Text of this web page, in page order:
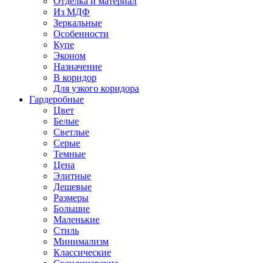
Из МДФ
Зеркальные
Особенности
Купе
Эконом
Назначение
В коридор
Для узкого коридора
Гардеробные
Цвет
Белые
Светлые
Серые
Темные
Цена
Элитные
Дешевые
Размеры
Большие
Маленькие
Стиль
Минимализм
Классические